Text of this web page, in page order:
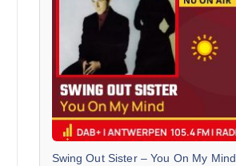
Swing Out Sister–You On My Mind